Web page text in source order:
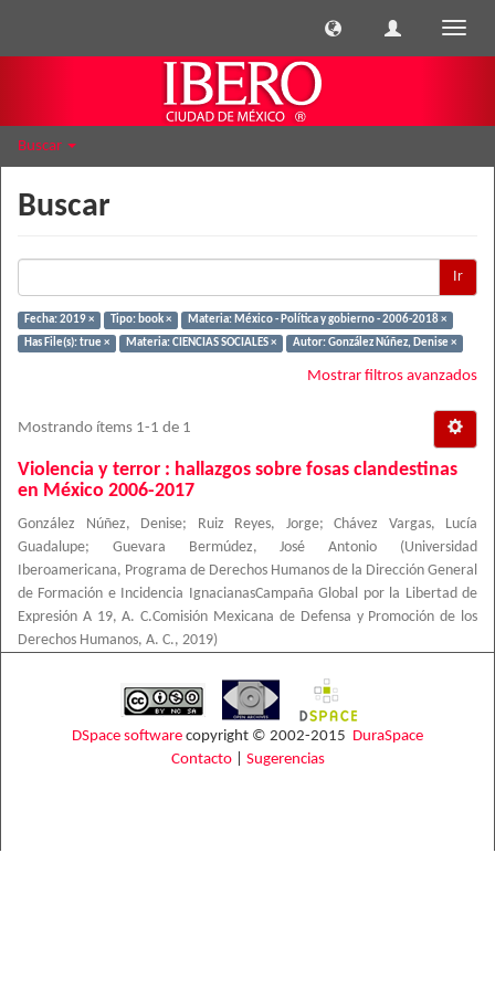
Buscar
Buscar
Ir
Fecha: 2019 × Tipo: book ×
Materia: México - Política y gobierno - 2006-2018 ×
Has File(s): true ×
Materia: CIENCIAS SOCIALES × Autor: González Núñez, Denise ×
Mostrar filtros avanzados
Mostrando ítems 1-1 de 1
Violencia y terror : hallazgos sobre fosas clandestinas
en México 2006-2017
González Núñez, Denise; Ruiz Reyes, Jorge; Chávez Vargas, Lucía
Guadalupe; Guevara Bermúdez, José Antonio (Universidad
Iberoamericana, Programa de Derechos Humanos de la Dirección General
de Formación e Incidencia IgnacianasCampaña Global por la Libertad de
Expresión A 19, A. C.Comisión Mexicana de Defensa y Promoción de los
Derechos Humanos, A. C., 2019)
DSpace software copyright © 2002-2015 DuraSpace
Contacto| Sugerencias